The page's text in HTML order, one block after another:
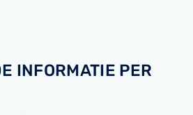
INFORMATIE PER